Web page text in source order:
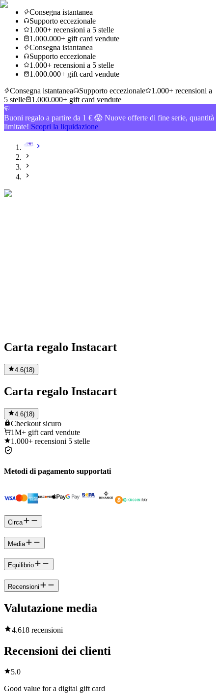
Consegna istantanea
Supporto eccezionale
1.000+ recensioni a 5 stelle
1.000.000+ gift card vendute
Consegna istantanea
Supporto eccezionale
1.000+ recensioni a 5 stelle
1.000.000+ gift card vendute
Consegna istantanea
Supporto eccezionale
1.000+ recensioni a
5 stelle
1.000.000+ gift card vendute
Buoni regalo a partire da 1 € 😱 Nuove offerte di fine serie, quantità
limitate! Scopri la liquidazione
Carta regalo Instacart
4.6(18)
Carta regalo Instacart
4.6(18)
Checkout sicuro
1M+ gift card vendute
1.000+ recensioni 5 stelle
Metodi di pagamento supportati
Circa
Media
Equilibrio
Recensioni
Valutazione media
4.618 recensioni
Recensioni dei clienti
5.0
Good value for a digital gift card